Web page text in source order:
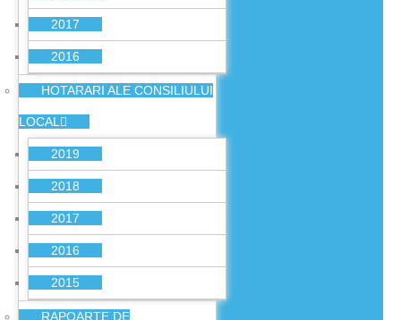
2017
2016
HOTARARI ALE CONSILIULUI
LOCAL
2019
2018
2017
2016
2015
RAPOARTE DE